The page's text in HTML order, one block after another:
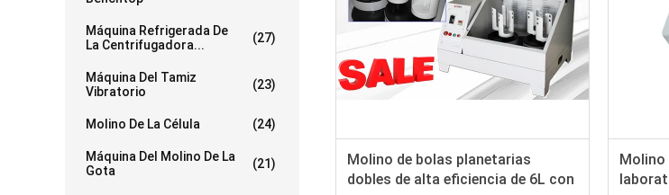
Máquina Refrigerada De
La Centrifugadora...
(27)
Máquina Del Tamiz
Vibratorio
(23)
Molino De La Célula (24)
Máquina Del Molino De La
Gota
(21)
Molino de bolas planetarias
dobles de alta eficiencia de 6L con
Molino